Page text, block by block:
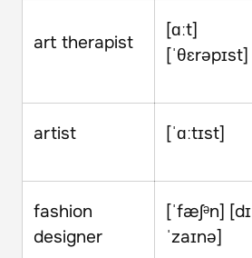
art therapist
[ɑːt]
[ˈθɛrəpɪst]
artist [ˈɑːtɪst]
fashion
designer
[ˈfæʃᵊn] [dɪ
ˈzaɪnə]